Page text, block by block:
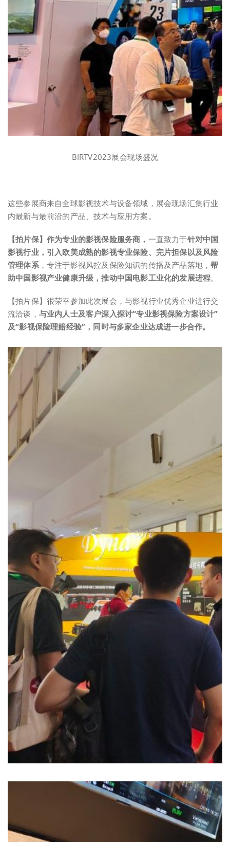
BIRTV2023展会现场盛况
这些参展商来自全球影视技术与设备领域，展会现场汇集行业
内最新与最前沿的产品、技术与应用方案。
【拍片保】作为专业的影视保险服务商， 一直致力于针对中国
影视行业，引入欧美成熟的影视专业保险、完片担保以及风险
管理体系，专注于影视风控及保险知识的传播及产品落地，帮
助中国影视产业健康升级，推动中国电影工业化的发展进程。
【拍片保】很荣幸参加此次展会，与影视行业优秀企业进行交
流洽谈， 与业内人士及客户深入探讨“专业影视保险方案设计”
及“影视保险理赔经验”，同时与多家企业达成进一步合作。